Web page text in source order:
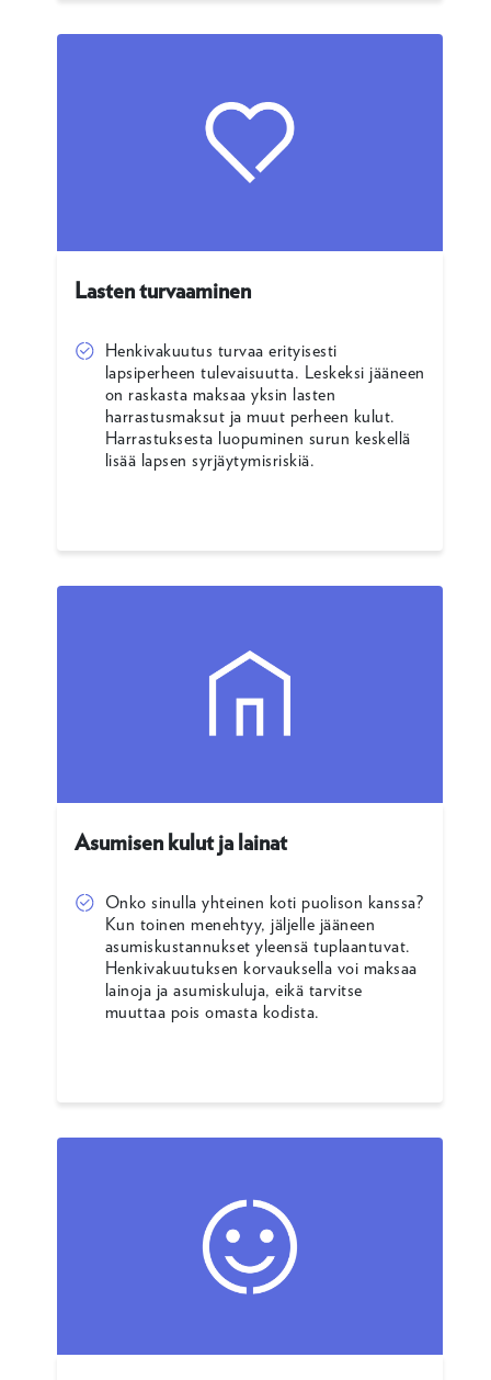
Lasten turvaaminen
Henkivakuutus turvaa erityisesti
lapsiperheen tulevaisuutta. Leskeksi jääneen
on raskasta maksaa yksin lasten
harrastusmaksut ja muut perheen kulut.
Harrastuksesta luopuminen surun keskellä
lisää lapsen syrjäytymisriskiä.
Asumisen kulut ja lainat
Onko sinulla yhteinen koti puolison kanssa?
Kun toinen menehtyy, jäljelle jääneen
asumiskustannukset yleensä tuplaantuvat.
Henkivakuutuksen korvauksella voi maksaa
lainoja ja asumiskuluja, eikä tarvitse
muuttaa pois omasta kodista.